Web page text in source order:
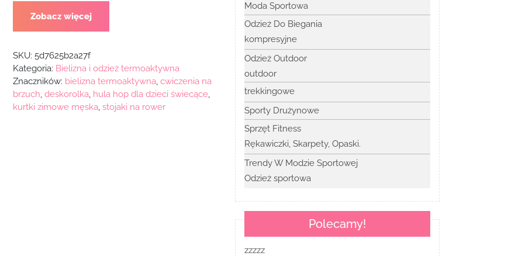
Zobacz więcej
SKU: 5d7625b2a27f
Kategoria: Bielizna i odzież termoaktywna
Znaczników: bielizna termoaktywna cwiczenia na
brzuch deskorolka hula hop dla dzieci świecące,
kurtki zimowe męska stojaki na rower
Moda Sportowa
Odzież Do Biegania
kompresyjne
Odzież Outdoor
outdoor
trekkingowe
Sporty Drużynowe
Sprzęt Fitness
Rękawiczki, Skarpety, Opaski.
Trendy W Modzie Sportowej
Odzież sportowa
Polecamy!
zzzzz